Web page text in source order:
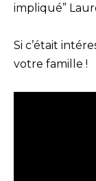
impliqué”
Si c’était
votre famille !